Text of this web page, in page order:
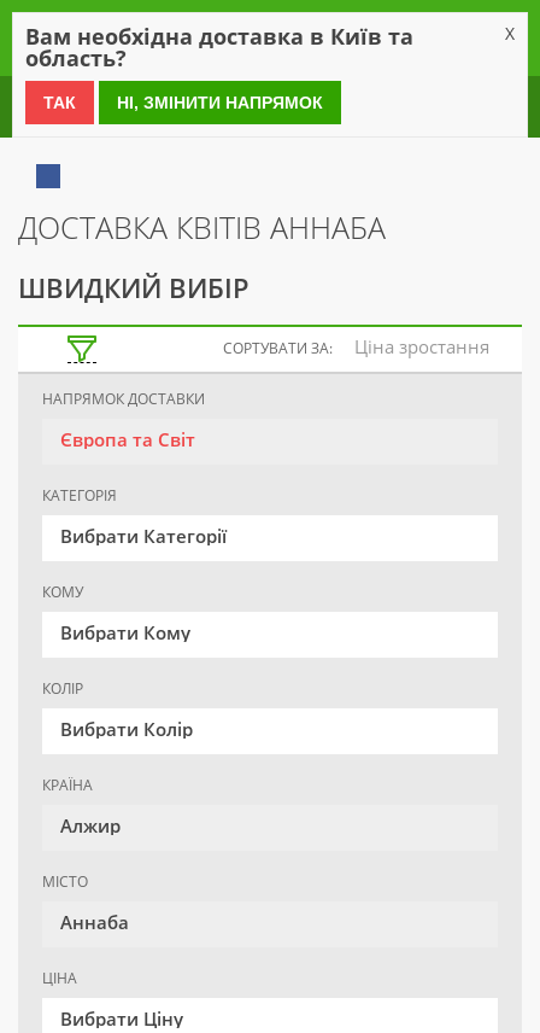
0 800 21 54 55
ДОСТАВКА КВІТІВ АННАБА
ШВИДКИЙ ВИБІР
СОРТУВАТИ ЗА: Ціна зростання
НАПРЯМОК ДОСТАВКИ
Європа та Світ
КАТЕГОРІЯ
Вибрати Категорії
КОМУ
Вибрати Кому
КОЛІР
Вибрати Колір
КРАЇНА
Алжир
МІСТО
Аннаба
ЦІНА
Вибрати Ціну
Вам необхідна доставка в Київ та
область?
X
ТАК НІ, ЗМІНИТИ НАПРЯМОК